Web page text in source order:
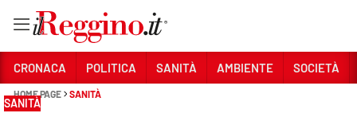
Sezioni
CRONACA POLITICA SANITÀ AMBIENTE SOCIETÀ
HOME PAGE SANITÀ
SANITÀ